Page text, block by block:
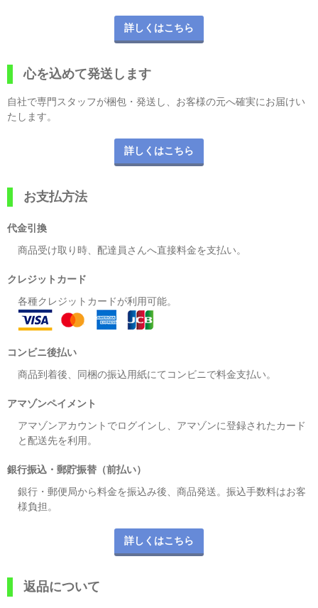
詳しくはこちら
心を込めて発送します
自社で専門スタッフが梱包・発送し、お客様の元へ確実にお届けい
たします。
詳しくはこちら
お支払方法
代金引換
商品受け取り時、配達員さんへ直接料金を支払い。
クレジットカード
各種クレジットカードが利用可能。
コンビニ後払い
商品到着後、同梱の振込用紙にてコンビニで料金支払い。
アマゾンペイメント
アマゾンアカウントでログインし、アマゾンに登録されたカード
と配送先を利用。
銀行振込・郵貯振替（前払い）
銀行・郵便局から料金を振込み後、商品発送。振込手数料はお客
様負担。
詳しくはこちら
返品について